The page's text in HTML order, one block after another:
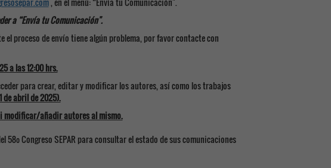
a “Envía tu Comunicación".
proceso de envío tiene algún problema, por favor contacte con
a las 12:00 hrs.
para crear, editar y modificar los autores, así como los trabajos
de abril de 2025).
modificar/añadir autores al mismo.
Congreso SEPAR para consultar el estado de sus comunicaciones